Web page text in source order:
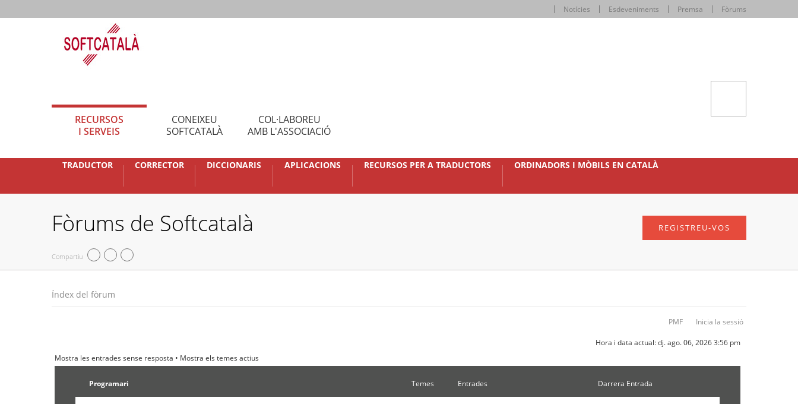
Notícies Esdeveniments Premsa Fòrums
RECURSOS
I SERVEIS
CONEIXEU
SOFTCATALÀ
COL·LABOREU
AMB L'ASSOCIACIÓ
TRADUCTOR CORRECTOR DICCIONARIS APLICACIONS RECURSOS PER A TRADUCTORS ORDINADORS I MÒBILS EN CATALÀ
Fòrums de Softcatalà
Compartiu
REGISTREU-VOS
Índex del fòrum
PMF Inicia la sessió
Hora i data actual: dj. ago. 06, 2026 3:56 pm
Mostra les entrades sense resposta • Mostra els temes actius
Programari Temes Entrades Darrera Entrada